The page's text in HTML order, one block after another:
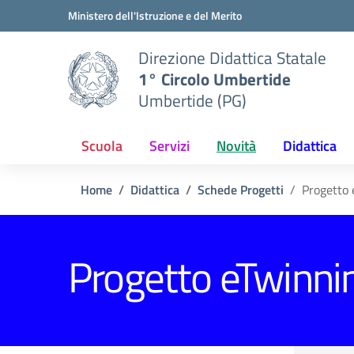
Vai ai contenuti
Vai al menu di navigazioneMinistero dell'Istruzione e del Merito
Direzione Didattica Statale
1° Circolo Umbertide
Umbertide (PG)
Scuola Servizi Novità Didattica
Home Didattica Schede Progetti Progetto
Progetto